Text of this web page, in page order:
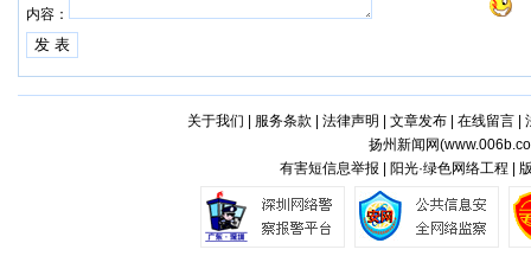
内容：
关于我们 服务条款 法律声明 文章发布| 在线留言|
扬州新闻网(
有害短信息举报 | 阳光·绿色网络工程 |